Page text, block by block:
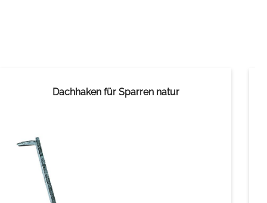
Dachhaken für Sparren natur